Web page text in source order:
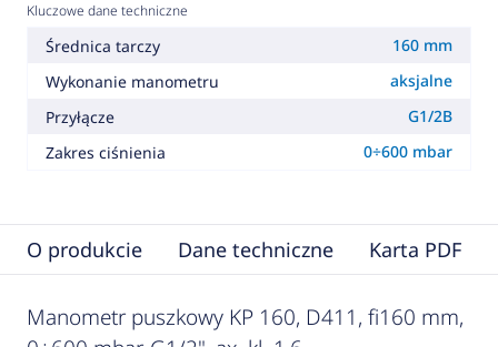
Kluczowe dane techniczne
Średnica tarczy
160 mm
Wykonanie manometru
aksjalne
Przyłącze
G1/2B
Zakres ciśnienia
0÷600 mbar
O produkcie Dane techniczne Karta PDF
Manometr puszkowy KP 160, D411, fi160 mm,